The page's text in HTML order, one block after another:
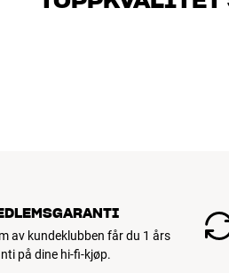
av kundeklubben får du 1 års
på dine hi-fi-kjøp.